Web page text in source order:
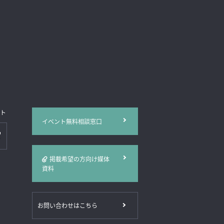
イベント無料相談窓口
掲載希望の方向け媒体
資料
お問い合わせはこちら